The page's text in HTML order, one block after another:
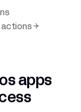
actions →
apps